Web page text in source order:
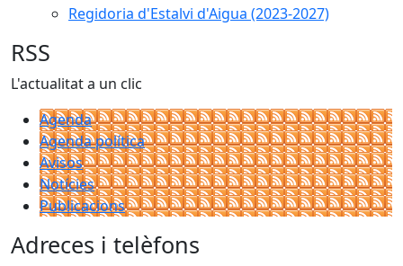
Regidoria d'Estalvi d'Aigua (2023-2027)
RSS
L'actualitat a un clic
Agenda
Agenda política
Avisos
Notícies
Publicacions
Adreces i telèfons